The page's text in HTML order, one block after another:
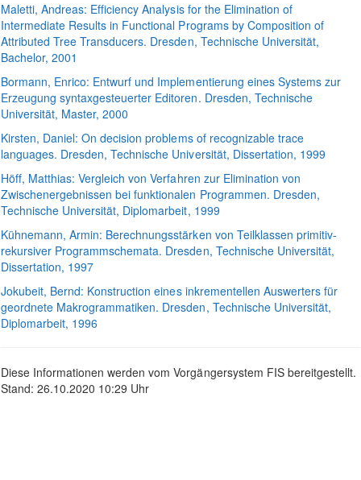
Maletti, Andreas: Efficiency Analysis for the Elimination of
Intermediate Results in Functional Programs by Composition of
Attributed Tree Transducers. Dresden, Technische Universität,
Bachelor, 2001
Bormann, Enrico: Entwurf und Implementierung eines Systems zur
Erzeugung syntaxgesteuerter Editoren. Dresden, Technische
Universität, Master, 2000
Kirsten, Daniel:On decision problems of recognizable trace
languages. Dresden, Technische Universität, Dissertation, 1999
Höff, Matthias:Vergleich von Verfahren zur Elimination von
Zwischenergebnissen bei funktionalen Programmen. Dresden,
Technische Universität, Diplomarbeit, 1999
Kühnemann, Armin: Berechnungsstärken von Teilklassen primitiv-
rekursiver Programmschemata. Dresden, Technische Universität,
Dissertation, 1997
Jokubeit, Bernd: Konstruction eines inkrementellen Auswerters für
geordnete Makrogrammatiken. Dresden, Technische Universität,
Diplomarbeit, 1996
Diese Informationen werden vom Vorgängersystem FIS bereitgestellt.
Stand: 26.10.2020 10:29 Uhr